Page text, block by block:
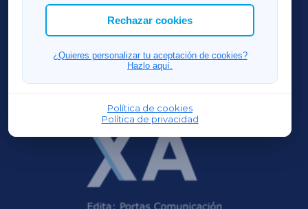
Rechazar cookies
¿Quieres personalizar tu aceptación de cookies?
Hazlo aquí.
Política de cookies
Política de privacidad
ACORUÑAXA
FERROLXA
OURENSEXA